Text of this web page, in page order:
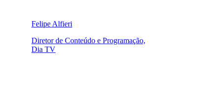
Felipe Alfieri
Diretor de Conteúdo e Programação,
Dia TV